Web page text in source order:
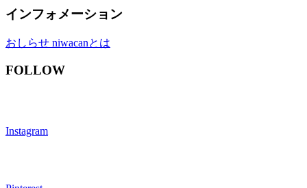
インフォメーション
おしらせ niwacanとは
FOLLOW
Instagram